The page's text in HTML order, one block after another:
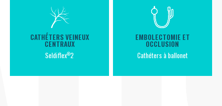
CATHÉTERS VEINEUX
CENTRAUX
Seldiflex®2
EMBOLECTOMIE ET
OCCLUSION
Cathéters à ballonet